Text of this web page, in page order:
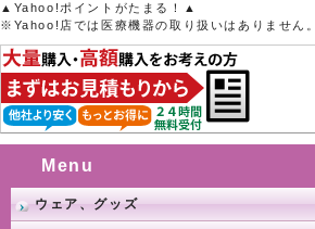
▲Yahoo!ポイントがたまる！▲
※Yahoo!店では医療機器の取り扱いはありません。
Menu
ウェア、グッズ